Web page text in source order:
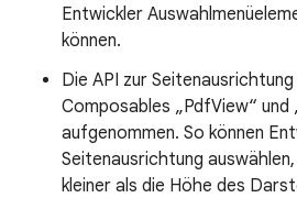
Entwickler
können.
Die API zur
Composables „PdfView“ und
aufgenommen. So können
Seitenausrichtung
kleiner als die Höhe des